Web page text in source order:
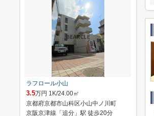
ラフロール小山
3.5万円 1K/24.00㎡
京都府京都市山科区小山中ノ川町
京阪京津線「追分」駅 徒歩20分